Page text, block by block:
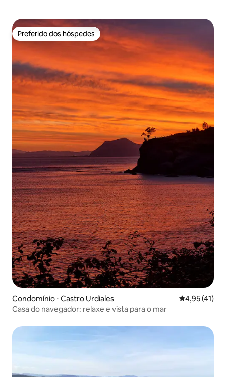
Preferido dos hóspedes
Preferido dos hóspedes
Condomínio ⋅ Castro Urdiales 4,95 de uma
4,95 (41)
Casa do navegador: relaxe e vista para o mar